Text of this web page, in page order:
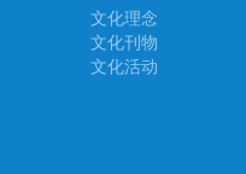
文化理念
文化刊物
文化活动